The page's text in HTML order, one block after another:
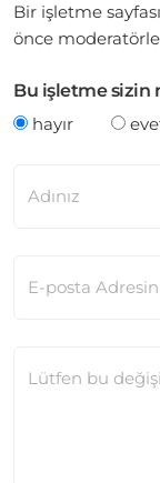
Bir işletme
önce
Bu işletme sizin
hayır
Adınız
E-posta